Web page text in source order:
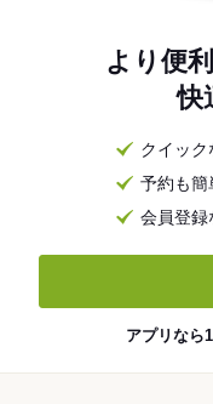
より便
快
クイック
予約も簡
会員登録
アプリなら